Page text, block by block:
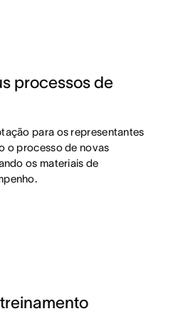
processos de
para os representantes
o processo de novas
os materiais de